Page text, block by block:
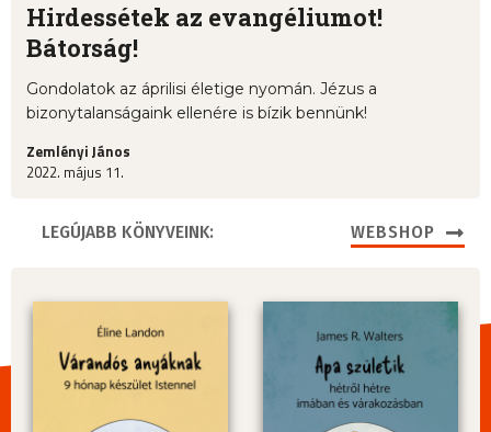
Hirdessétek az evangéliumot!
Bátorság!
Gondolatok az áprilisi életige nyomán. Jézus a
bizonytalanságaink ellenére is bízik bennünk!
Zemlényi János
2022. május 11.
LEGÚJABB KÖNYVEINK: WEBSHOP